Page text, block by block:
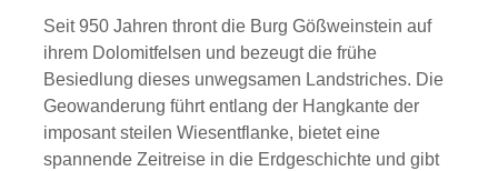
Seit 950 Jahren thront die Burg Gößweinstein auf
ihrem Dolomitfelsen und bezeugt die frühe
Besiedlung dieses unwegsamen Landstriches. Die
Geowanderung führt entlang der Hangkante der
imposant steilen Wiesentflanke, bietet eine
spannende Zeitreise in die Erdgeschichte und gibt